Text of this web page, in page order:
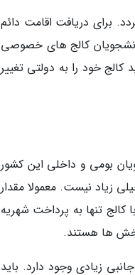
برای دریافت اقامت دائم
کالج های خصوصی
خود را به دولتی تغییر
بومی و داخلی این کشور
زیاد نیست. معمولا مقدار
تنها به پرداخت شهریه
بخش ها هستند.
زیادی وجود دارد. باید